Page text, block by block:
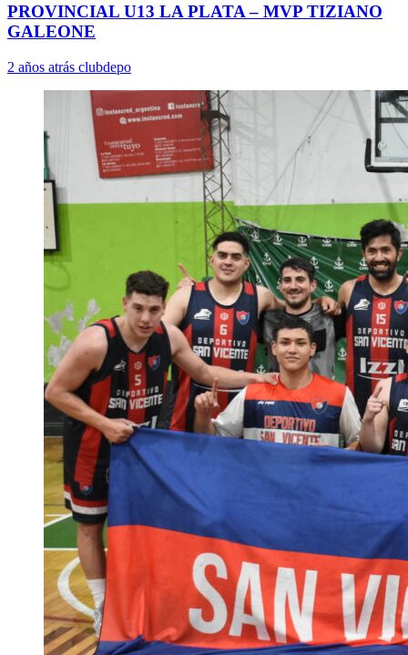
PROVINCIAL U13 LA PLATA – MVP TIZIANO
GALEONE
2 años atrás clubdepo